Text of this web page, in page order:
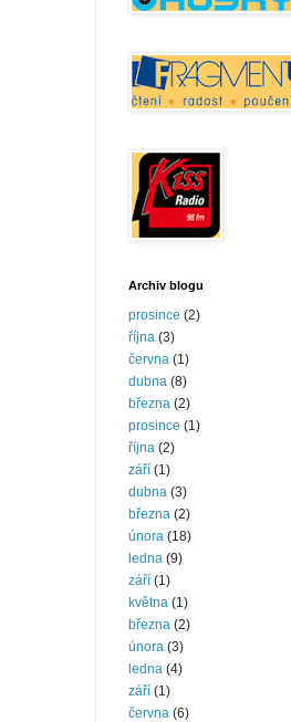
Archiv blogu
prosince (2)
října (3)
června (1)
dubna (8)
března (2)
prosince (1)
října (2)
září (1)
dubna (3)
března (2)
února (18)
ledna (9)
září (1)
května (1)
března (2)
února (3)
ledna (4)
září (1)
června (6)